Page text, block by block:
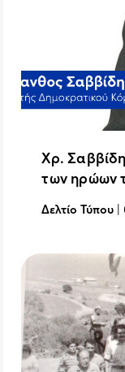
Χρ.
των ηρώων
Δελτίο Τύπου |